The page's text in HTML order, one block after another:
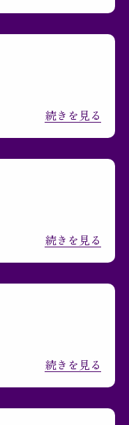
続きを見る
続きを見る
続きを見る